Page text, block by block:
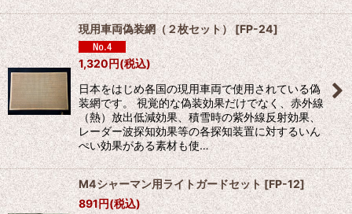
現用車両偽装網（２枚セット）[FP-24]
1,320円(税込)
日本をはじめ各国の現用車両で使用されている偽
装網です。 視覚的な偽装効果だけでなく、赤外線
（熱）放出低減効果、積雪時の紫外線反射効果、
レーダー波探知効果等の各探知装置に対するいん
ぺい効果がある素材も使…
M4シャーマン用ライトガードセット[FP-12]
891円(税込)